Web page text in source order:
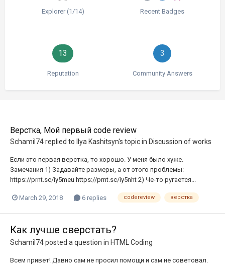
Explorer (1/14) Recent Badges
13
Reputation
3
Community Answers
Верстка, Мой первый code review
Schamil74replied to Ilya Kashitsyn's topic in Discussion of works
Если это первая верстка, то хорошо. У меня было хуже.
Замечания 1) Задавайте размеры, а от этого проблемы:
https://prnt.sc/iy5meu https://prnt.sc/iy5nht 2) Че-то ругается...
March 29, 2018 6 replies codereview верстка
Как лучше сверстать?
Schamil74posted a question in HTML Coding
Всем привет! Давно сам не просил помощи и сам не советовал.